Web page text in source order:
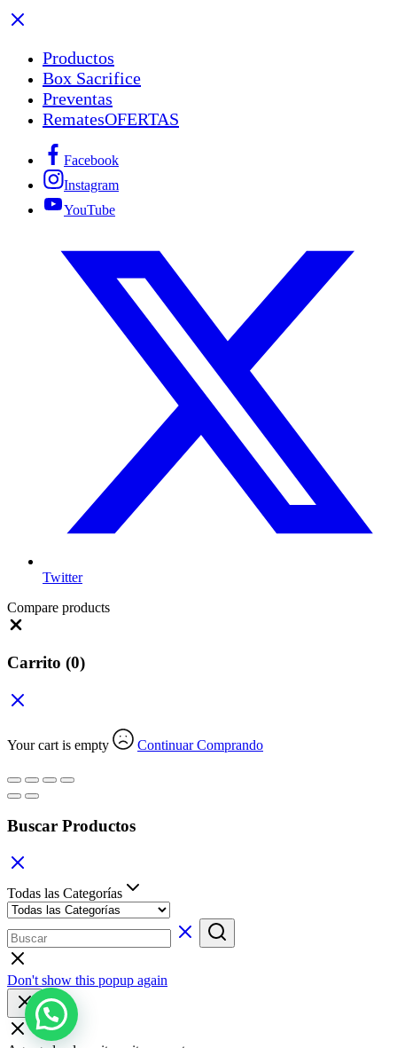
Productos
Box Sacrifice
Preventas
RematesOFERTAS
Facebook
Instagram
YouTube
Twitter
Compare products
Carrito (0)
Your cart is empty Continuar Comprando
Buscar Productos
Todas las Categorías
Don't show this popup again